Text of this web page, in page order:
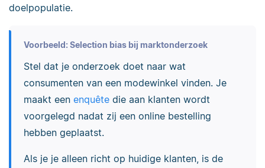
doelpopulatie.
Voorbeeld: Selection bias bij marktonderzoek
Stel dat je onderzoek doet naar wat
consumenten van een modewinkel vinden. Je
maakt een enquêtedie aan klanten wordt
voorgelegd nadat zij een online bestelling
hebben geplaatst.
Als je je alleen richt op huidige klanten, is de